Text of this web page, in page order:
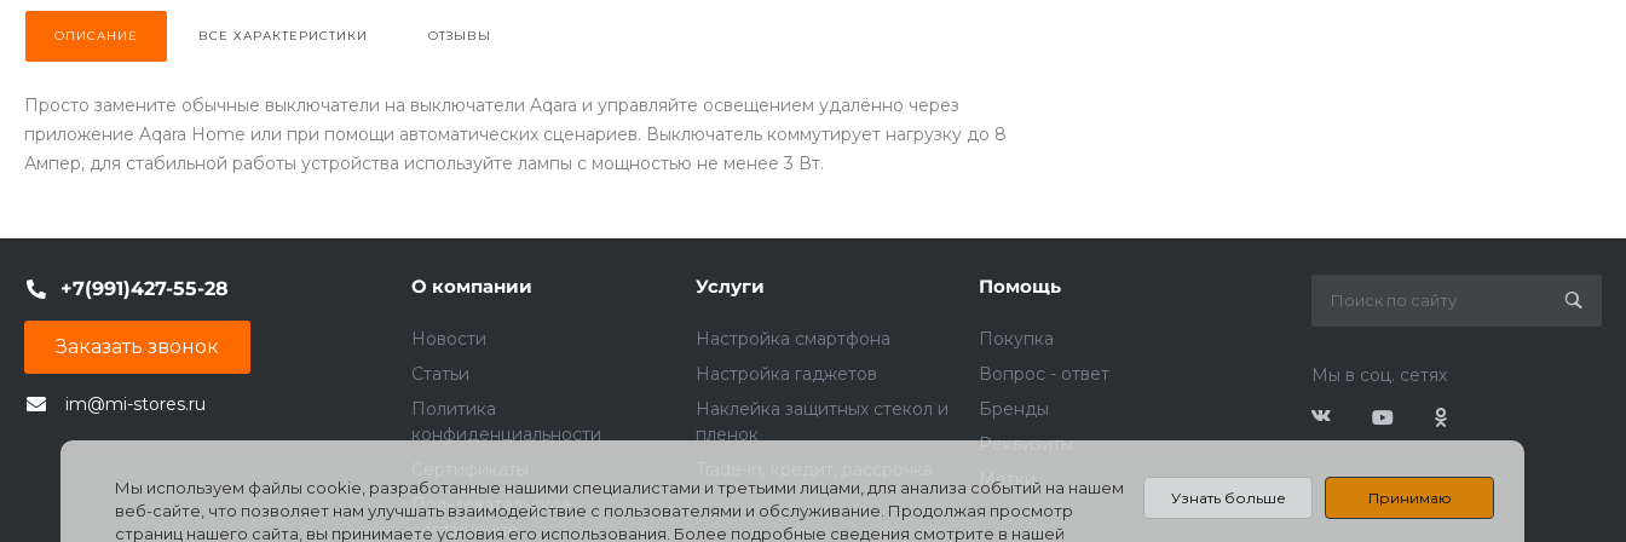
Подробнее об оплате Плайтом
раз в 2
Остались вопросы?
8 800 302-02-51
plait.ru
ОПИСАНИЕ ВСЕ ХАРАКТЕРИСТИКИ ОТЗЫВЫ
Просто замените обычные выключатели на выключатели Aqara и управляйте освещением удалённо через
приложение Aqara Home или при помощи автоматических сценариев. Выключатель коммутирует нагрузку до 8
Ампер, для стабильной работы устройства используйте лампы с мощностью не менее 3 Вт.
+7(991)427-55-28
Заказать звонок
im@mi-stores.ru
О компании
Новости
Статьи
Политика
конфиденциальности
Пользовательское
соглашение
Услуги
Настройка смартфона
Настройка гаджетов
Наклейка защитных стекол и
пленок
Помощь
Покупка
Вопрос - ответ
Бренды
Реквизиты
Метки
Мы в соц. сетях
Мы используем файлы cookie, разработанные нашими специалистами и третьими лицами, для анализа событий на нашем
веб-сайте, что позволяет нам улучшать взаимодействие с пользователями и обслуживание. Продолжая просмотр
страниц нашего сайта, вы принимаете условия его использования. Более подробные сведения смотрите в нашей
Узнать больше Принимаю